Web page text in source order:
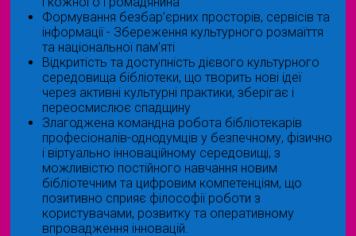
Формування безбар’єрних просторів, сервісів та
інформації - Збереження культурного розмаїття
та національної пам’яті
Відкритість та доступність дієвого культурного
середовища бібліотеки, що творить нові ідеї
через активні культурні практики, зберігає і
переосмислює спадщину
Злагоджена командна робота бібліотекарів
професіоналів-однодумців у безпечному, фізично
і віртуально інноваційному середовищі, з
можливістю постійного навчання новим
бібліотечним та цифровим компетенціям, що
позитивно сприяє філософії роботи з
користувачами, розвитку та оперативному
впровадження інновацій.